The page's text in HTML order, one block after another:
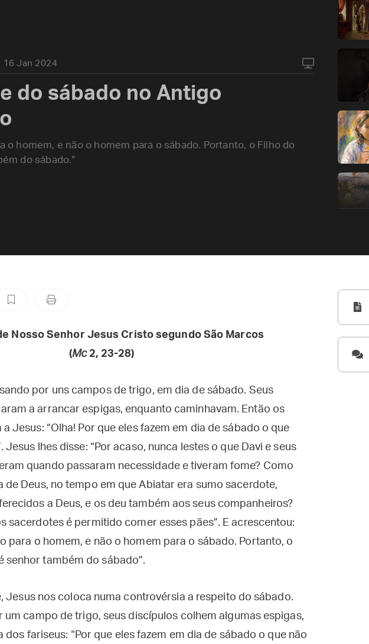
16 Jan 2024
do sábado no Antigo
o homem, e não o homem para o sábado. Portanto, o Filho do
do sábado.”
Nosso Senhor Jesus Cristo segundo São Marcos
(Mc2, 23-28)
por uns campos de trigo, em dia de sábado. Seus
a arrancar espigas, enquanto caminhavam. Então os
Jesus: “Olha! Por que eles fazem em dia de sábado o que
Jesus lhes disse: “Por acaso, nunca lestes o que Davi e seus
quando passaram necessidade e tiveram fome? Como
de Deus, no tempo em que Abiatar era sumo sacerdote,
a Deus, e os deu também aos seus companheiros?
sacerdotes é permitido comer esses pães”. E acrescentou:
para o homem, e não o homem para o sábado. Portanto, o
senhor também do sábado”.
Jesus nos coloca numa controvérsia a respeito do sábado.
um campo de trigo, seus discípulos colhem algumas espigas,
dos fariseus: “Por que eles fazem em dia de sábado o que não